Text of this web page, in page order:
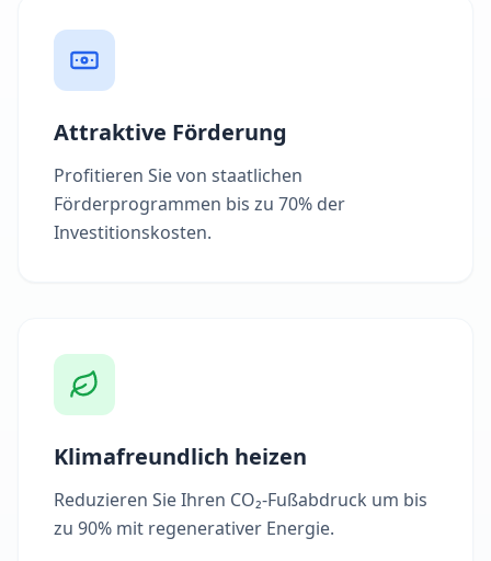
Attraktive Förderung
Profitieren Sie von staatlichen
Förderprogrammen bis zu 70% der
Investitionskosten.
Klimafreundlich heizen
Reduzieren Sie Ihren CO₂-Fußabdruck um bis
zu 90% mit regenerativer Energie.